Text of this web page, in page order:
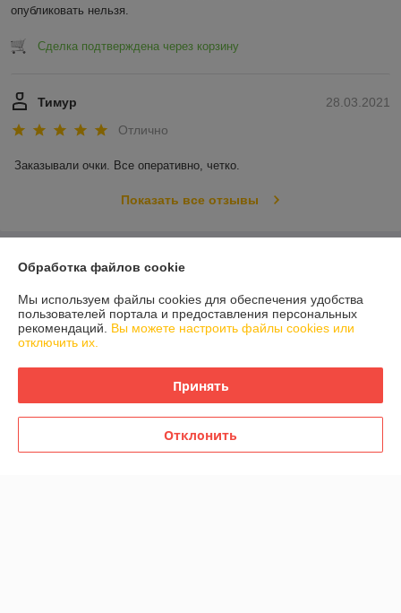
опубликовать нельзя.
Сделка подтверждена через корзину
28.03.2021
Тимур
Отлично
Заказывали очки. Все оперативно, четко.
Показать все отзывы
О нас
Контакты
Доставка и оплата
Обработка файлов cookie
Мы используем файлы cookies для обеспечения удобства
пользователей портала и предоставления персональных
рекомендаций. Вы можете настроить файлы cookies или
отключить их.
Принять
Отклонить